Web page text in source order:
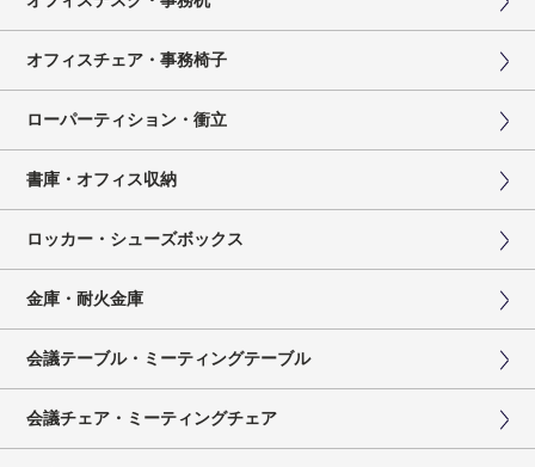
オフィスチェア・事務椅子
ローパーティション・衝立
書庫・オフィス収納
ロッカー・シューズボックス
金庫・耐火金庫
会議テーブル・ミーティングテーブル
会議チェア・ミーティングチェア